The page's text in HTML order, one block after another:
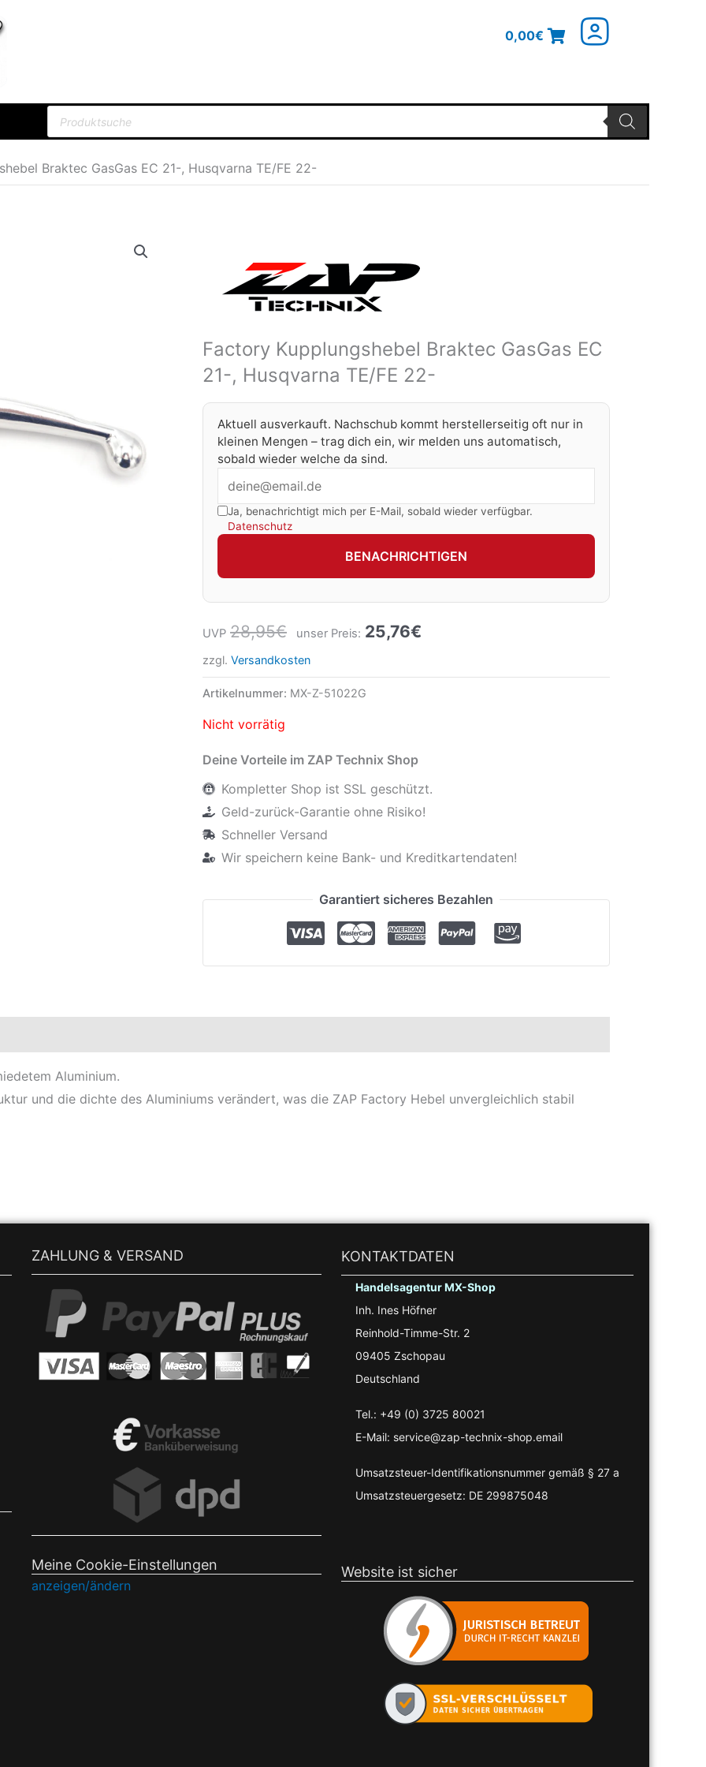
0,00€
Products
search
Braktec GasGas EC 21-, Husqvarna TE/FE 22-
Factory Kupplungshebel Braktec GasGas EC
21-, Husqvarna TE/FE 22-
Aktuell ausverkauft. Nachschub kommt herstellerseitig oft nur in
kleinen Mengen – trag dich ein, wir melden uns automatisch,
sobald wieder welche da sind.
Ja, benachrichtigt mich per E-Mail, sobald wieder verfügbar.
Datenschutz
BENACHRICHTIGEN
UVP 28,95€
Preis
war:
unser Preis: 25,76€
zzgl. Versandkosten
Artikelnummer: MX-Z-51022G
Nicht vorrätig
Deine Vorteile im ZAP Technix Shop
Kompletter Shop ist SSL geschützt.
Geld-zurück-Garantie ohne Risiko!
Schneller Versand
Wir speichern keine Bank- und Kreditkartendaten!
Garantiert sicheres Bezahlen
Aluminium.
und die dichte des Aluminiums verändert, was die ZAP Factory Hebel unvergleichlich stabil
ZAHLUNG & VERSAND
Meine Cookie-Einstellungen
anzeigen/ändern
KONTAKTDATEN
Handelsagentur MX-Shop
Inh. Ines Höfner
Reinhold-Timme-Str. 2
09405 Zschopau
Deutschland
Tel.: +49 (0) 3725 80021
E-Mail: service@zap-technix-shop.email
Umsatzsteuer-Identifikationsnummer gemäß § 27 a
Umsatzsteuergesetz: DE 299875048
Website ist sicher